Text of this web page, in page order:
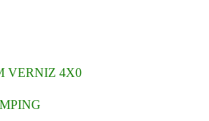
VERNIZ 4X0